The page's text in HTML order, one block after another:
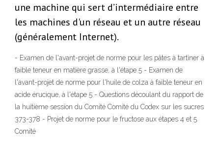
une machine qui sert d’intermédiaire entre
les machines d'un réseau et un autre réseau
(généralement Internet).
- Examen de l'avant-projet de norme pour les pâtes à tartiner à
faible teneur en matière grasse, à l'étape 5 - Examen de
l'avant-projet de norme pour l'huile de colza à faible teneur en
acide érucique, à l'étape 5 - Questions découlant du rapport de
la huitième session du Comité Comité du Codex sur les sucres
373-378 - Projet de norme pour le fructose aux étapes 4 et 5
Comité